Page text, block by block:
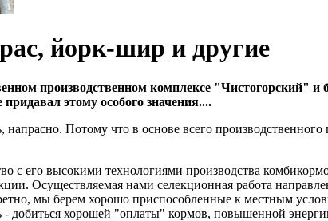
йорк-шир и другие
производственном комплексе "Чистогорский"
этому особого значения....
Потому что в основе всего
с его высокими технологиями производства
Осуществляемая нами селекционная работа
мы берем хорошо приспособленные к местным
- добиться хорошей "оплаты" кормов, повышенной